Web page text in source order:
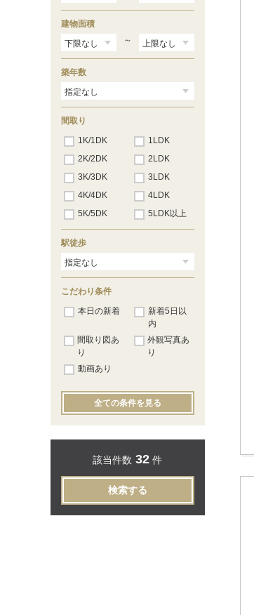
建物面積
～
築年数
間取り
1K/1DK
1LDK
2K/2DK
2LDK
3K/3DK
3LDK
4K/4DK
4LDK
5K/5DK
5LDK以上
駅徒歩
こだわり条件
本日の新着
新着5日以
内
間取り図あ
り
外観写真あ
り
動画あり
全ての条件を見る
該当件数 32 件
検索する